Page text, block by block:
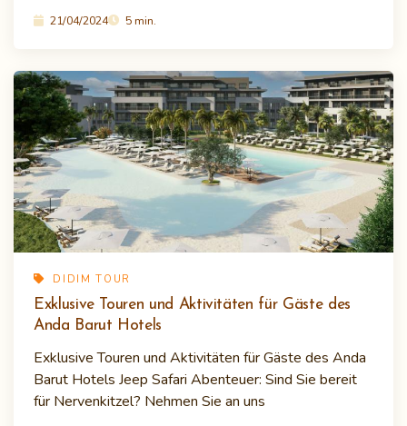
21/04/2024 5 min.
DIDIM TOUR
Exklusive Touren und Aktivitäten für Gäste des
Anda Barut Hotels
Exklusive Touren und Aktivitäten für Gäste des Anda
Barut Hotels Jeep Safari Abenteuer: Sind Sie bereit
für Nervenkitzel? Nehmen Sie an uns